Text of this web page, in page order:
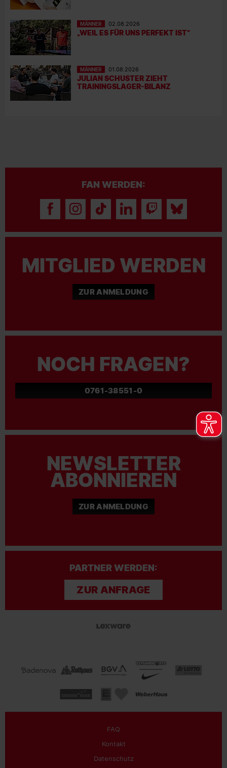
MÄNNER 02.08.2026
„WEIL ES FÜR UNS PERFEKT IST“
MÄNNER 01.08.2026
JULIAN SCHUSTER ZIEHT
TRAININGSLAGER-BILANZ
FAN WERDEN:
MITGLIED WERDEN
ZUR ANMELDUNG
NOCH FRAGEN?
0761-38551-0
NEWSLETTER
ABONNIEREN
ZUR ANMELDUNG
PARTNER WERDEN:
ZUR ANFRAGE
FAQ
Kontakt
Datenschutz